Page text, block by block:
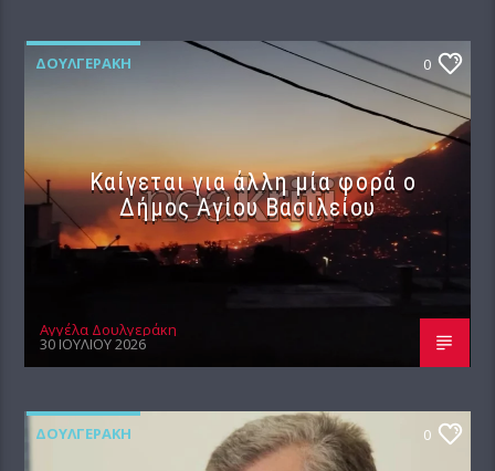
ΔΟΥΛΓΕΡΆΚΗ 0
Καίγεται για άλλη μία φορά ο
Δήμος Αγίου Βασιλείου
Αγγέλα Δουλγεράκη
30 ΙΟΥΛΊΟΥ 2026
ΔΟΥΛΓΕΡΆΚΗ 0